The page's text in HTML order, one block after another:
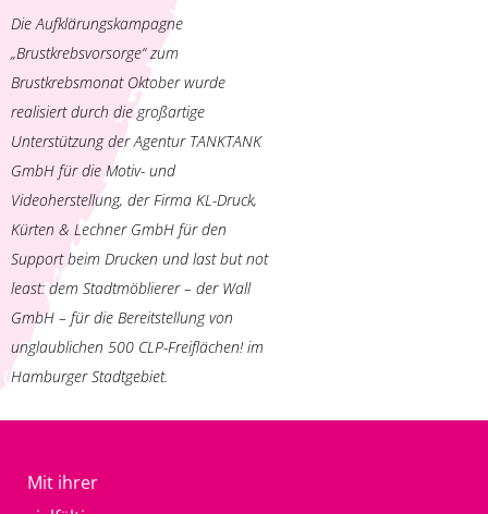
Die Aufklärungskampagne
„Brustkrebsvorsorge“ zum
Brustkrebsmonat Oktober wurde
realisiert durch die großartige
Unterstützung der Agentur TANKTANK
GmbH für die Motiv- und
Videoherstellung, der Firma KL-Druck,
Kürten & Lechner GmbH für den
Support beim Drucken und last but not
least: dem Stadtmöblierer – der Wall
GmbH – für die Bereitstellung von
unglaublichen 500 CLP-Freiflächen! im
Hamburger Stadtgebiet.
Mit ihrer